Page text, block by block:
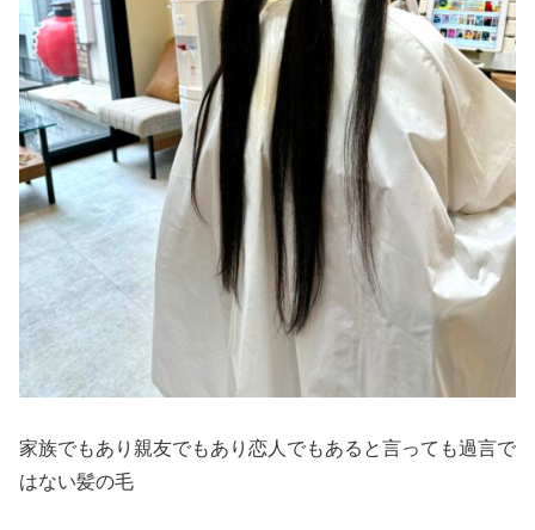
家族でもあり親友でもあり恋人でもあると言っても過言で
はない髪の毛